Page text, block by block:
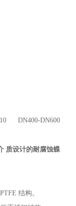
DN400-DN600
质设计的耐腐蚀蝶
结构。